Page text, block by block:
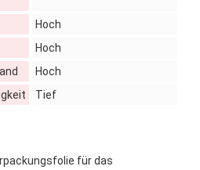
Hoch
Hoch
Hoch
Tief
für das